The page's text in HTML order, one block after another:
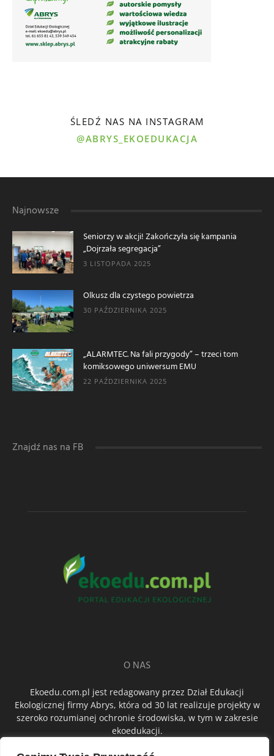
ŚLEDŹ NAS NA INSTAGRAM
@ABRYS_EKOEDUKACJA
Najnowsze
Seniorzy w akcji! Zakończyła się kampania
„Dojrzała segregacja”
3 LISTOPADA 2025
Olkusz dla czystego powietrza
30 PAŹDZIERNIKA 2025
„ALARMTEC. Na fali przygody” – trzeci tom
komiksowego uniwersum EMU
22 PAŹDZIERNIKA 2025
Znajdź nas na FB
O NAS
Ekoedu.com.pl jest redagowany przez Dział Edukacji
Ekologicznej firmy Abrys, która od 30 lat realizuje projekty w
szeroko rozumianej ochronie środowiska, w tym w zakresie
ekoedukacji.